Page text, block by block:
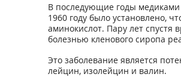
В последующие годы медиками
1960 году было установлено,
аминокислот. Пару лет спустя
болезнью кленового сиропа
Это заболевание является
лейцин, изолейцин и валин.